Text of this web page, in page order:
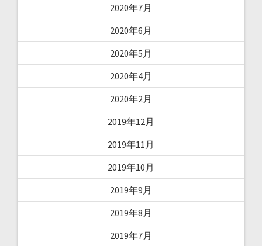
2020年7月
2020年6月
2020年5月
2020年4月
2020年2月
2019年12月
2019年11月
2019年10月
2019年9月
2019年8月
2019年7月